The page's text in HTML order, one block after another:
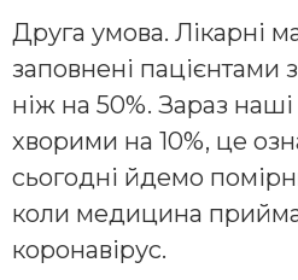
Друга умова. Лікарні
заповнені пацієнтами
ніж на 50%. Зараз наші
хворими на 10%, це
сьогодні йдемо
коли медицина
коронавірус.